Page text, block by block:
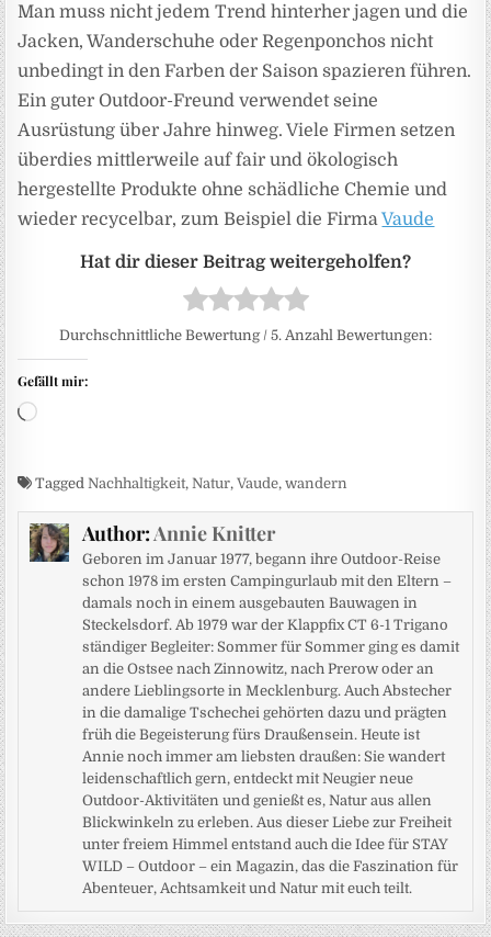
Man muss nicht jedem Trend hinterher jagen und die
Jacken, Wanderschuhe oder Regenponchos nicht
unbedingt in den Farben der Saison spazieren führen.
Ein guter Outdoor-Freund verwendet seine
Ausrüstung über Jahre hinweg. Viele Firmen setzen
überdies mittlerweile auf fair und ökologisch
hergestellte Produkte ohne schädliche Chemie und
wieder recycelbar, zum Beispiel die FirmaVaude
Durchschnittliche Bewertung / 5. Anzahl Bewertungen:
Gefällt mir:
Wird geladen …
Tagged Nachhaltigkeit, Natur,Vaude,wandern
Author:Annie Knitter
Geboren im Januar 1977, begann ihre Outdoor-Reise
schon 1978 im ersten Campingurlaub mit den Eltern –
damals noch in einem ausgebauten Bauwagen in
Steckelsdorf. Ab 1979 war der Klappfix CT 6-1 Trigano
ständiger Begleiter: Sommer für Sommer ging es damit
an die Ostsee nach Zinnowitz, nach Prerow oder an
andere Lieblingsorte in Mecklenburg. Auch Abstecher
in die damalige Tschechei gehörten dazu und prägten
früh die Begeisterung fürs Draußensein. Heute ist
Annie noch immer am liebsten draußen: Sie wandert
leidenschaftlich gern, entdeckt mit Neugier neue
Outdoor-Aktivitäten und genießt es, Natur aus allen
Blickwinkeln zu erleben. Aus dieser Liebe zur Freiheit
unter freiem Himmel entstand auch die Idee für STAY
WILD – Outdoor – ein Magazin, das die Faszination für
Abenteuer, Achtsamkeit und Natur mit euch teilt.